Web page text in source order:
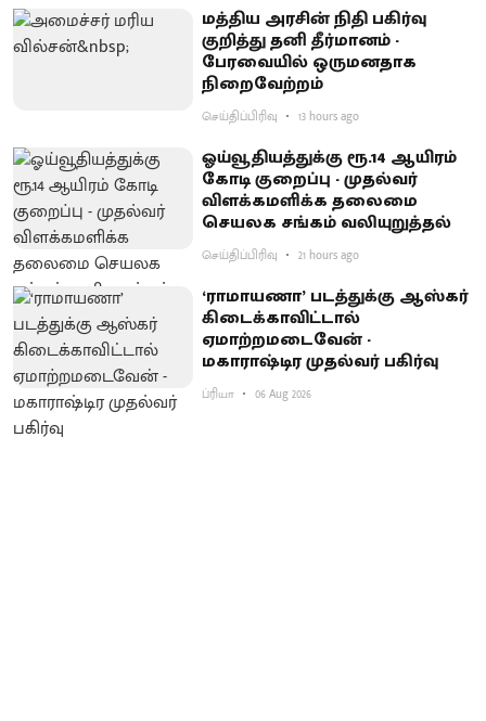
மத்திய அரசின் நிதி பகிர்வு
குறித்து தனி தீர்மானம் -
பேரவையில் ஒருமனதாக
நிறைவேற்றம்
செய்திப்பிரிவு 13 hours ago
ஓய்வூதியத்துக்கு ரூ.14 ஆயிரம்
கோடி குறைப்பு - முதல்வர்
விளக்கமளிக்க தலைமை
செயலக சங்கம் வலியுறுத்தல்
செய்திப்பிரிவு 21 hours ago
‘ராமாயணா’ படத்துக்கு ஆஸ்கர்
கிடைக்காவிட்டால்
ஏமாற்றமடைவேன் -
மகாராஷ்டிர முதல்வர் பகிர்வு
ப்ரியா 06 Aug 2026